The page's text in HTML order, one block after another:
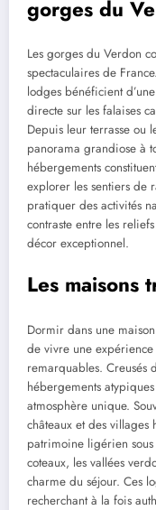
gorges du
Les gorges du Verdon
spectaculaires de
lodges bénéficient
directe sur les falaises
Depuis leur terrasse ou
panorama grandiose à
hébergements
explorer les sentiers de
pratiquer des activités
contraste entre les
décor exceptionnel.
Les maisons
Dormir dans une
de vivre une
remarquables. Creusés
hébergements
atmosphère unique.
châteaux et des
patrimoine ligérien
coteaux, les vallées
charme du séjour. Ces
recherchant à la fois